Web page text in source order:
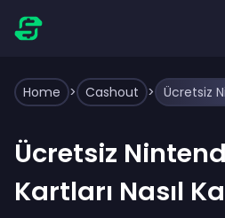
Home > Cashout >
Ücretsiz
Kartları Nasıl